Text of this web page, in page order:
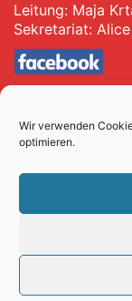
Wir verwenden
optimieren.
Leitung: Maja
Sekretariat: